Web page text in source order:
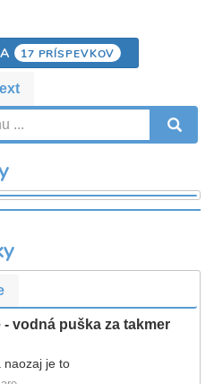
17 PRÍSPEVKOV
vodná puška za takmer
naozaj je to